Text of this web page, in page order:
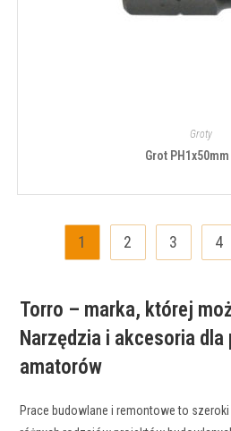
Groty
Grot PH1x50mm
1 2 3 4
Torro – marka, której
Narzędzia i akcesoria
amatorów
Prace budowlane i remontowe to